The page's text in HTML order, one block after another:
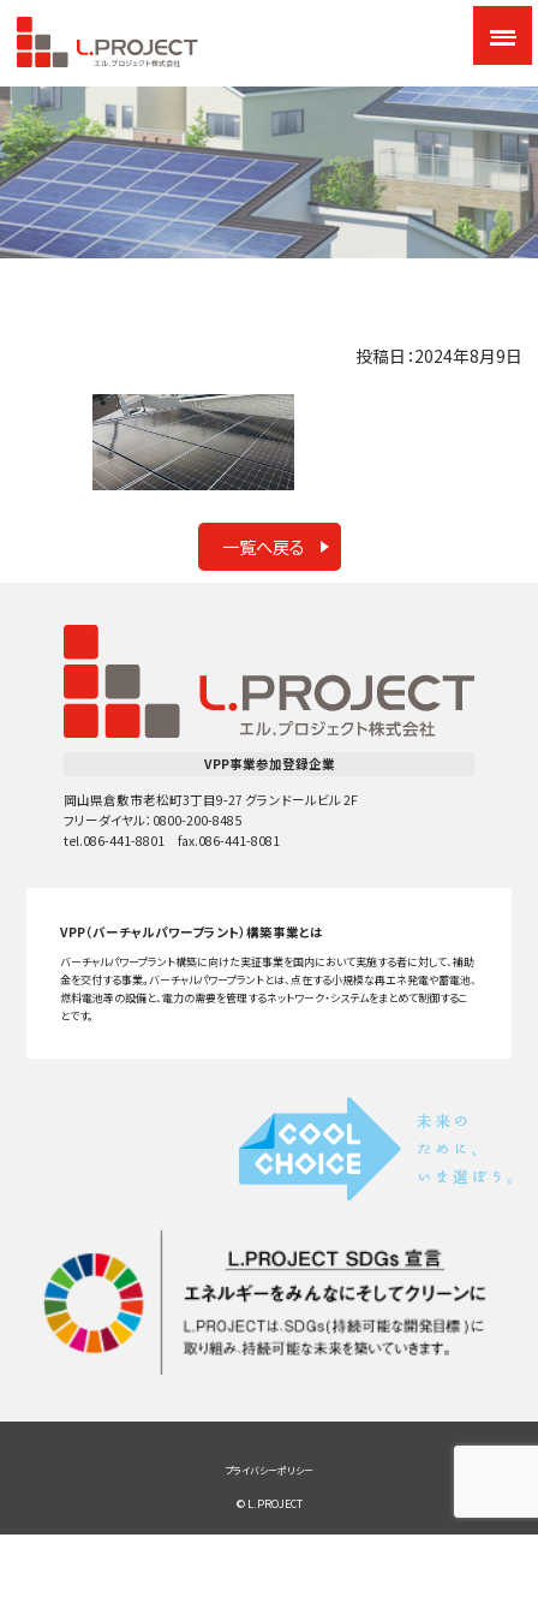
投稿日：2024年8月9日
一覧へ戻る
VPP事業参加登録企業
岡山県倉敷市老松町3丁目9-27 グランドールビル 2F
フリーダイヤル：0800-200-8485
tel.086-441-8801 fax.086-441-8081
VPP（バーチャルパワープラント）構築事業とは
バーチャルパワープラント構築に向けた実証事業を国内において実施する者に対して、補助
金を交付する事業。バーチャルパワープラントとは、点在する小規模な再エネ発電や蓄電池、
燃料電池等の設備と、電力の需要を管理するネットワーク・システムをまとめて制御するこ
とです。
プライバシーポリシー
© L.PROJECT